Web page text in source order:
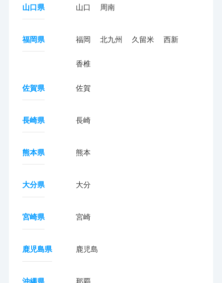
山口県 山口 周南
福岡県 福岡 北九州 久留米 西新
香椎
佐賀県 佐賀
長崎県 長崎
熊本県 熊本
大分県 大分
宮崎県 宮崎
鹿児島県 鹿児島